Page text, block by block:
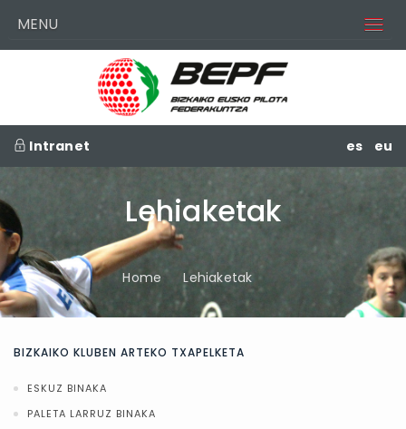
MENU
Intranet es eu
Lehiaketak
Home Lehiaketak
BIZKAIKO KLUBEN ARTEKO TXAPELKETA
ESKUZ BINAKA
PALETA LARRUZ BINAKA